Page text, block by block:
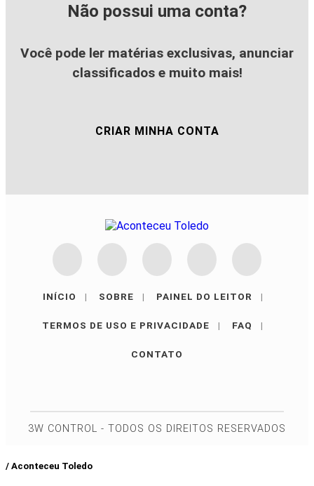
Não possui uma conta?
Você pode ler matérias exclusivas, anunciar
classificados e muito mais!
CRIAR MINHA CONTA
INÍCIO | SOBRE | PAINEL DO LEITOR |
TERMOS DE USO E PRIVACIDADE | FAQ |
CONTATO
3W CONTROL - TODOS OS DIREITOS RESERVADOS
/ Aconteceu Toledo